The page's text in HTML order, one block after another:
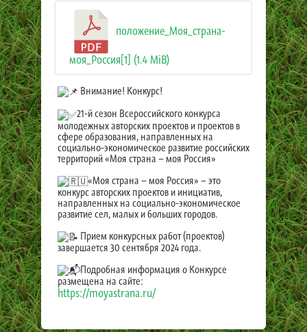
положение_Моя_страна-
моя_Россия[1] (1.4 MiB)
Внимание! Конкурс!
21-й сезон Всероссийского конкурса
молодежных авторских проектов и проектов в
сфере образования, направленных на
социально-экономическое развитие российских
территорий «Моя страна – моя Россия»
«Моя страна – моя Россия» – это
конкурс авторских проектов и инициатив,
направленных на социально-экономическое
развитие сел, малых и больших городов.
Прием конкурсных работ (проектов)
завершается 30 сентября 2024 года.
Подробная информация о Конкурсе
размещена на сайте:
https://moyastrana.ru/